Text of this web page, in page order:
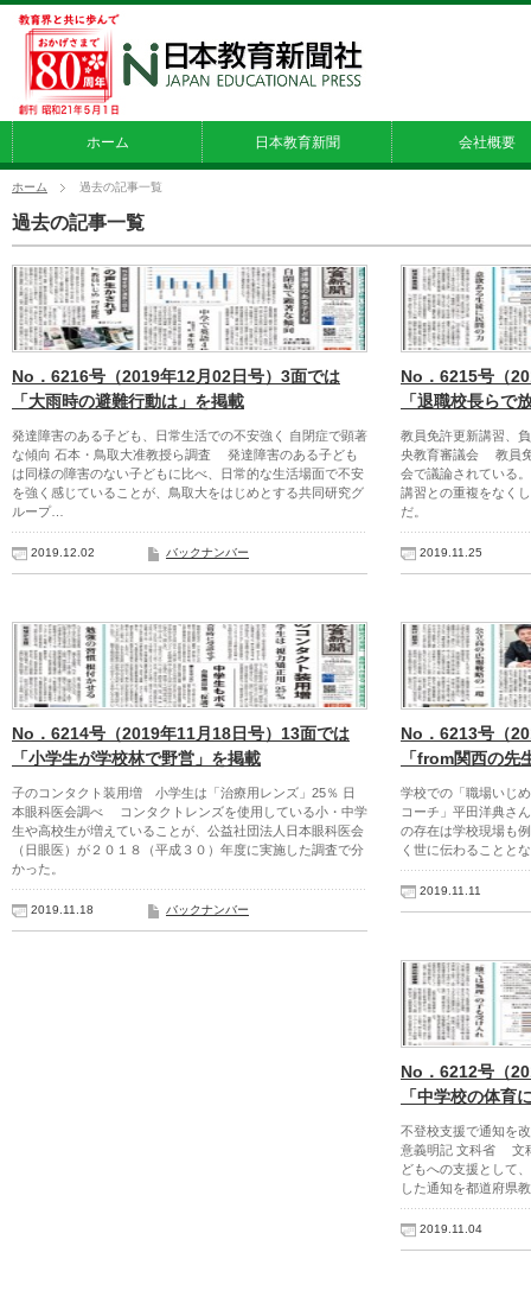
ホーム 日本教育新聞 会社概要
ホーム 過去の記事一覧
過去の記事一覧
No．6216号（2019年12月02日号）3面では
「大雨時の避難行動は」を掲載
発達障害のある子ども、日常生活での不安強く 自閉症で顕著
な傾向 石本・鳥取大准教授ら調査 発達障害のある子ども
は同様の障害のない子どもに比べ、日常的な生活場面で不安
を強く感じていることが、鳥取大をはじめとする共同研究グ
ループ…
2019.12.02 バックナンバー
No．6215号（
「退職校長らで
教員免許更新講習、
央教育審議会 教員免
会で議論されている
講習との重複をなく
だ。
2019.11.25
No．6214号（2019年11月18日号）13面では
「小学生が学校林で野営」を掲載
子のコンタクト装用増 小学生は「治療用レンズ」25％ 日
本眼科医会調べ コンタクトレンズを使用している小・中学
生や高校生が増えていることが、公益社団法人日本眼科医会
（日眼医）が２０１８（平成３０）年度に実施した調査で分
かった。
2019.11.18 バックナンバー
No．6213号（
「from関西の先
学校での「職場いじ
コーチ」平田洋典さ
の存在は学校現場も
く世に伝わることと
2019.11.11
No．6212号（
「中学校の体育
不登校支援で通知を
意義明記 文科省 文
どもへの支援として
した通知を都道府県
2019.11.04